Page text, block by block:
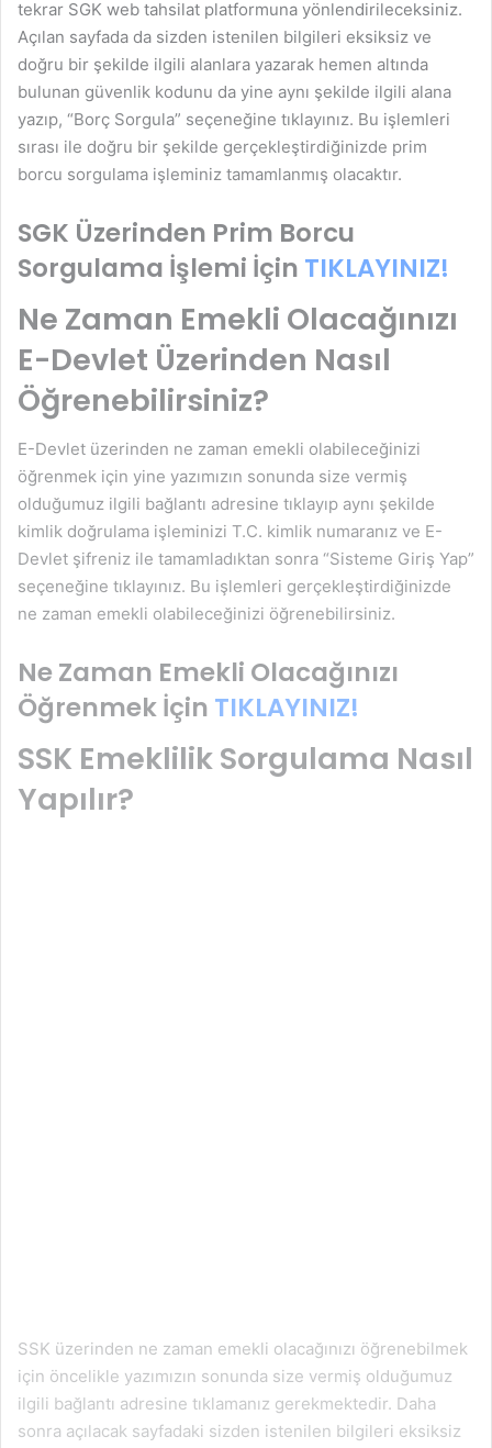
tekrar SGK web tahsilat platformuna yönlendirileceksiniz.
Açılan sayfada da sizden istenilen bilgileri eksiksiz ve
doğru bir şekilde ilgili alanlara yazarak hemen altında
bulunan güvenlik kodunu da yine aynı şekilde ilgili alana
yazıp, “Borç Sorgula” seçeneğine tıklayınız. Bu işlemleri
sırası ile doğru bir şekilde gerçekleştirdiğinizde prim
borcu sorgulama işleminiz tamamlanmış olacaktır.
SGK Üzerinden Prim Borcu
Sorgulama İşlemi İçin TIKLAYINIZ!
Ne Zaman Emekli Olacağınızı
E-Devlet Üzerinden Nasıl
Öğrenebilirsiniz?
E-Devlet üzerinden ne zaman emekli olabileceğinizi
öğrenmek için yine yazımızın sonunda size vermiş
olduğumuz ilgili bağlantı adresine tıklayıp aynı şekilde
kimlik doğrulama işleminizi T.C. kimlik numaranız ve E-
Devlet şifreniz ile tamamladıktan sonra “Sisteme Giriş Yap”
seçeneğine tıklayınız. Bu işlemleri gerçekleştirdiğinizde
ne zaman emekli olabileceğinizi öğrenebilirsiniz.
Ne Zaman Emekli Olacağınızı
Öğrenmek İçin TIKLAYINIZ!
SSK Emeklilik Sorgulama Nasıl
Yapılır?
SSK üzerinden ne zaman emekli olacağınızı öğrenebilmek
için öncelikle yazımızın sonunda size vermiş olduğumuz
ilgili bağlantı adresine tıklamanız gerekmektedir. Daha
sonra açılacak sayfadaki sizden istenilen bilgileri eksiksiz